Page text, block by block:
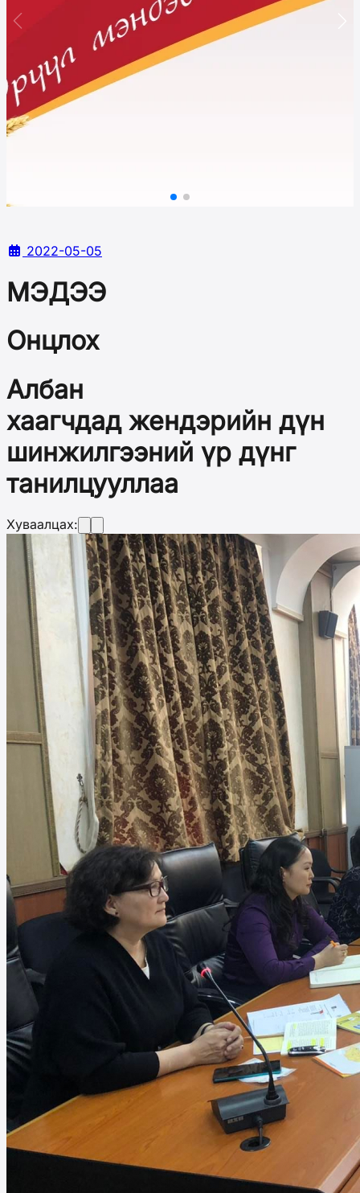
2022-05-05
МЭДЭЭ
Онцлох
Албан
хаагчдад жендэрийн дүн
шинжилгээний үр дүнг
танилцууллаа
Хуваалцах: